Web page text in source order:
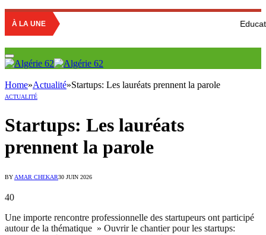
À LA UNE Education nationale :
Home»Actualité»Startups: Les lauréats prennent la parole
ACTUALITÉ
Startups: Les lauréats
prennent la parole
BYAMAR CHEKAR30 JUIN 2026
40
Une importe rencontre professionnelle des startupeurs ont participé
autour de la thématique » Ouvrir le chantier pour les startups: